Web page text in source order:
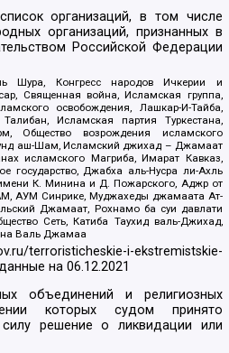
организаций, в том числе
организаций, признанных в
Российской Федерации
Шура, Конгресс народов Ичкерии и
Священная война, Исламская группа,
освобождения, Лашкар-И-Тайба,
Исламская партия Туркестана,
Общество возрождения исламского
аш-Шам, Исламский джихад – Джамаат
исламского Магриба, Имарат Кавказ,
государство, Джабха аль-Нусра ли-Ахль
К. Минина и Д. Пожарского, Аджр от
АУМ Синрике, Муджахеды джамаата Ат-
Джамаат, Рохнамо ба суи давлати
Сеть, Катиба Таухид валь-Джихад,
Валь Джамаа
terroristicheskie-i-ekstremistskie-
на06.12.2021
объединений и религиозных
которых судом принято
решение о ликвидации или